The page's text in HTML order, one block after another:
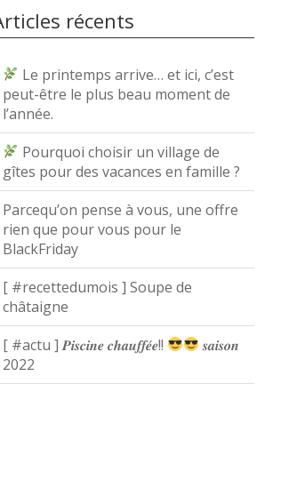
récents
Le printemps arrive… et ici, c’est
peut-être le plus beau moment de
l’année.
Pourquoi choisir un village de
gîtes pour des vacances en famille ?
Parcequ’on pense à vous, une offre
rien que pour vous pour le
BlackFriday
[ #recettedumois ] Soupe de
châtaigne
[ #actu ] 𝑷𝒊𝒔𝒄𝒊𝒏𝒆 𝒄𝒉𝒂𝒖𝒇𝒇𝒆́𝒆!!
𝒔𝒂𝒊𝒔𝒐𝒏
2022